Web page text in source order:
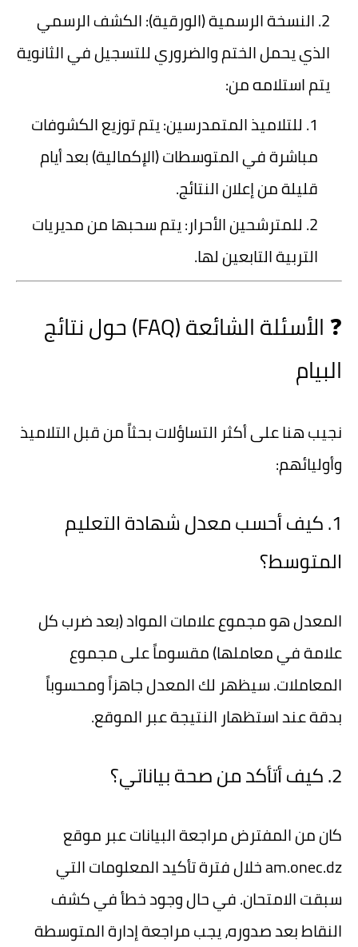
النسخة الرسمية (الورقية):الكشف الرسمي
الذي يحمل الختم والضروري للتسجيل في الثانوية
يتم استلامه من:
للتلاميذ المتمدرسين:يتم توزيع الكشوفات
مباشرة فيالمتوسطات (الإكمالية)بعد أيام
قليلة من إعلان النتائج.
للمترشحين الأحرار:يتم سحبها من مديريات
التربية التابعين لها.
❓ الأسئلة الشائعة (FAQ) حول نتائج
البيام
نجيب هنا على أكثر التساؤلات بحثاً من قبل التلاميذ
وأوليائهم:
1. كيف أحسب معدل شهادة التعليم
المتوسط؟
المعدل هو مجموع علامات المواد (بعد ضرب كل
علامة في معاملها) مقسوماً على مجموع
المعاملات. سيظهر لك المعدل جاهزاً ومحسوباً
بدقة عند استظهار النتيجة عبر الموقع.
2. كيف أتأكد من صحة بياناتي؟
كان من المفترض مراجعة البيانات عبر موقع
am.onec.dzخلال فترة تأكيد المعلومات التي
سبقت الامتحان. في حال وجود خطأ في كشف
النقاط بعد صدوره، يجب مراجعة إدارة المتوسطة